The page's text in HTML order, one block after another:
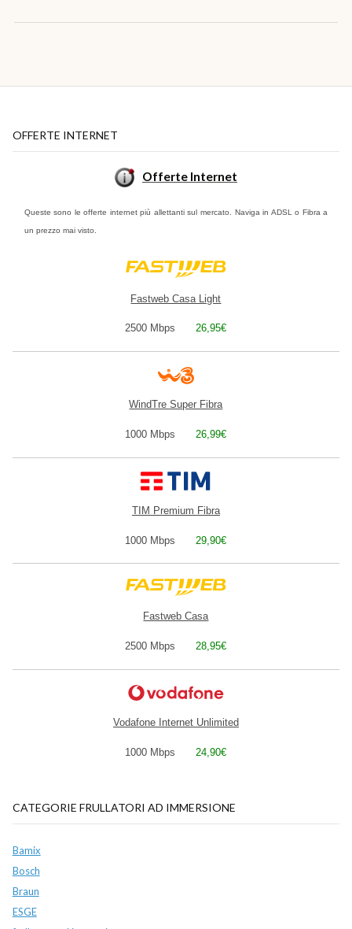
OFFERTE INTERNET
Offerte Internet
Queste sono le offerte internet più allettanti sul mercato. Naviga in ADSL o Fibra a
un prezzo mai visto.
Fastweb Casa Light
2500 Mbps 26,95€
WindTre Super Fibra
1000 Mbps 26,99€
TIM Premium Fibra
1000 Mbps 29,90€
Fastweb Casa
2500 Mbps 28,95€
Vodafone Internet Unlimited
1000 Mbps 24,90€
CATEGORIE FRULLATORI AD IMMERSIONE
Bamix
Bosch
Braun
ESGE